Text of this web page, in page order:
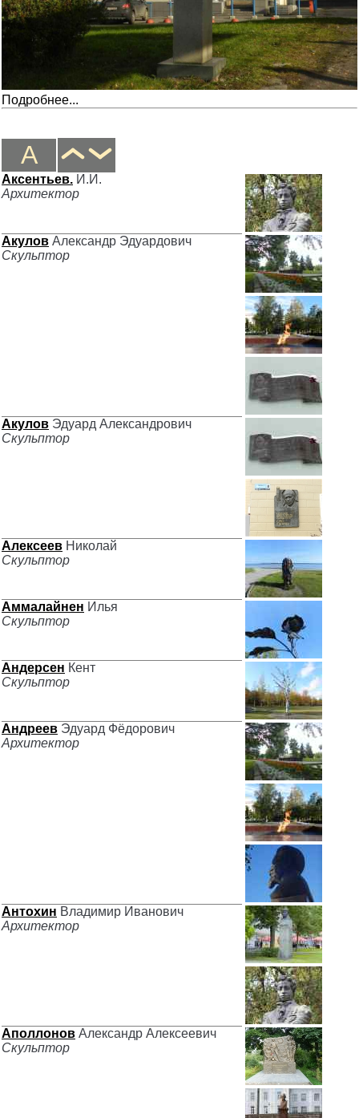
Подробнее...
А
Аксентьев. И.И.
Архитектор
Акулов Александр Эдуардович
Скульптор
Акулов Эдуард Александрович
Скульптор
Алексеев Николай
Скульптор
Аммалайнен Илья
Скульптор
Андерсен Кент
Скульптор
Андреев Эдуард Фёдорович
Архитектор
Антохин Владимир Иванович
Архитектор
Аполлонов Александр Алексеевич
Скульптор